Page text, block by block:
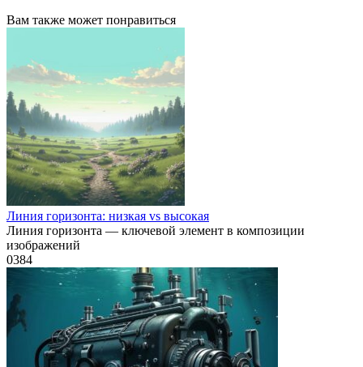
Вам также может понравиться
Линия горизонта: низкая vs высокая
Линия горизонта — ключевой элемент в композиции
изображений
0384